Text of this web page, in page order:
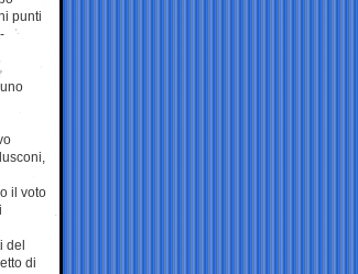
punti
il voto
del
di